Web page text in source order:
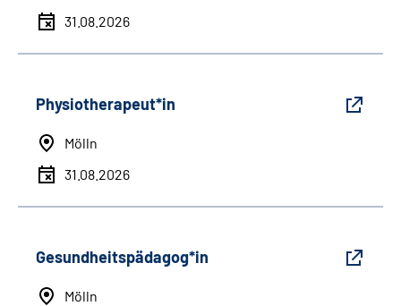
31.08.2026
Physiotherapeut*in
Mölln
31.08.2026
Gesundheitspädagog*in
Mölln